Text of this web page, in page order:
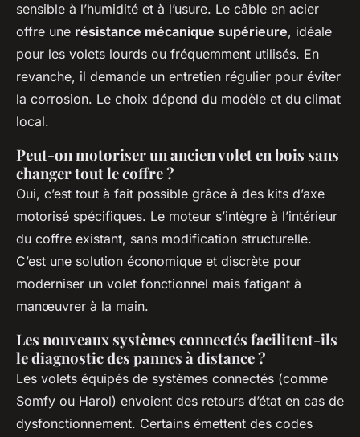
sensible à l’humidité et à l’usure. Le câble en acier
offre une résistance mécanique supérieure, idéale
pour les volets lourds ou fréquemment utilisés. En
revanche, il demande un entretien régulier pour éviter
la corrosion. Le choix dépend du modèle et du climat
local.
Peut-on motoriser un ancien volet en bois sans
changer tout le coffre ?
Oui, c’est tout à fait possible grâce à des kits d’axe
motorisé spécifiques. Le moteur s’intègre à l’intérieur
du coffre existant, sans modification structurelle.
C’est une solution économique et discrète pour
moderniser un volet fonctionnel mais fatigant à
manœuvrer à la main.
Les nouveaux systèmes connectés facilitent-ils
le diagnostic des pannes à distance ?
Les volets équipés de systèmes connectés (comme
Somfy ou Harol) envoient des retours d’état en cas de
dysfonctionnement. Certains émettent des codes